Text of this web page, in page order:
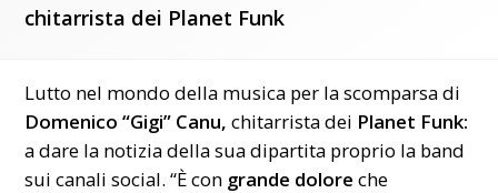
chitarrista dei Planet Funk
Lutto nel mondo della musica per la scomparsa di
Domenico “Gigi” Canu,chitarrista dei Planet Funk:
a dare la notizia della sua dipartita proprio la band
sui canali social. “È con grande dolore che